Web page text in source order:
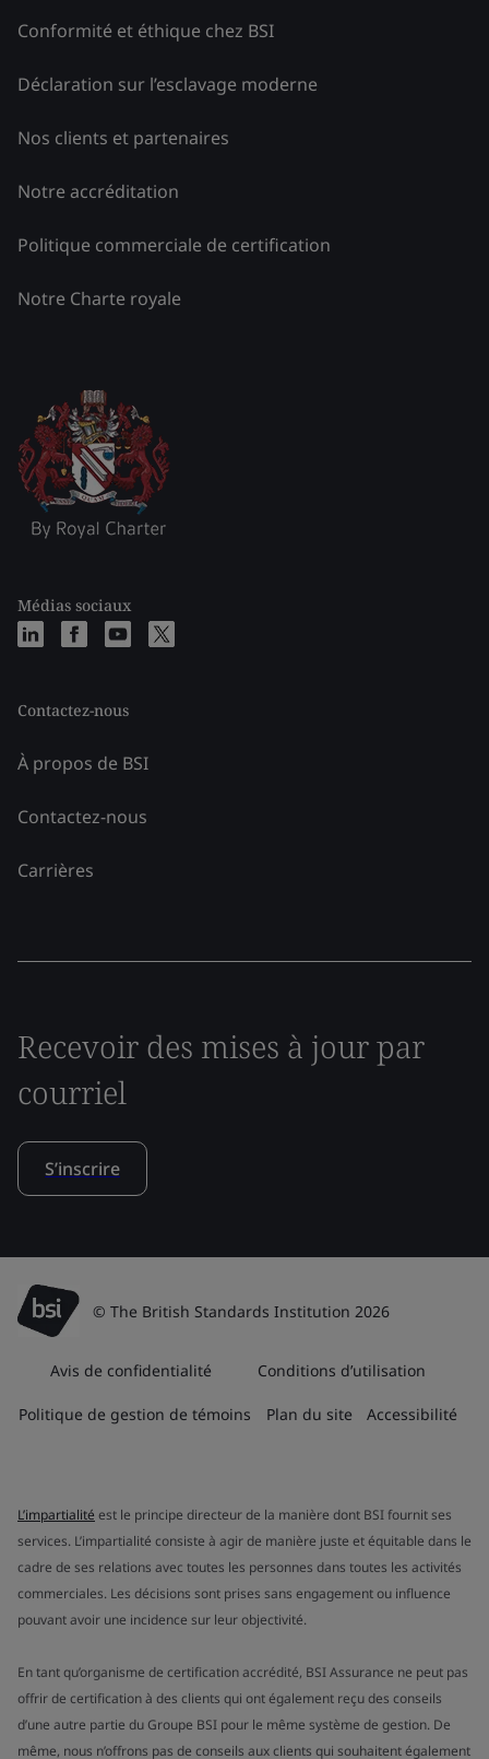
Conformité et éthique chez BSI
Déclaration sur l’esclavage moderne
Nos clients et partenaires
Notre accréditation
Politique commerciale de certification
Notre Charte royale
Médias sociaux
Contactez-nous
À propos de BSI
Contactez-nous
Carrières
Recevoir des mises à jour par
courriel
S’inscrire
© The British Standards Institution 2026
Avis de confidentialité Conditions d’utilisation
Politique de gestion de témoins Plan du site Accessibilité
L’impartialité est le principe directeur de la manière dont BSI fournit ses
services. L’impartialité consiste à agir de manière juste et équitable dans le
cadre de ses relations avec toutes les personnes dans toutes les activités
commerciales. Les décisions sont prises sans engagement ou influence
pouvant avoir une incidence sur leur objectivité.
En tant qu’organisme de certification accrédité, BSI Assurance ne peut pas
offrir de certification à des clients qui ont également reçu des conseils
d’une autre partie du Groupe BSI pour le même système de gestion. De
même, nous n’offrons pas de conseils aux clients qui souhaitent également